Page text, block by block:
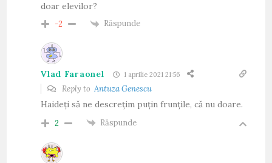
doar elevilor?
-2 Răspunde
Vlad Faraonel 1 aprilie 2021 21:56
Reply toAntuza Genescu
Haideți să ne descrețim puțin frunțile, că nu doare.
2 Răspunde